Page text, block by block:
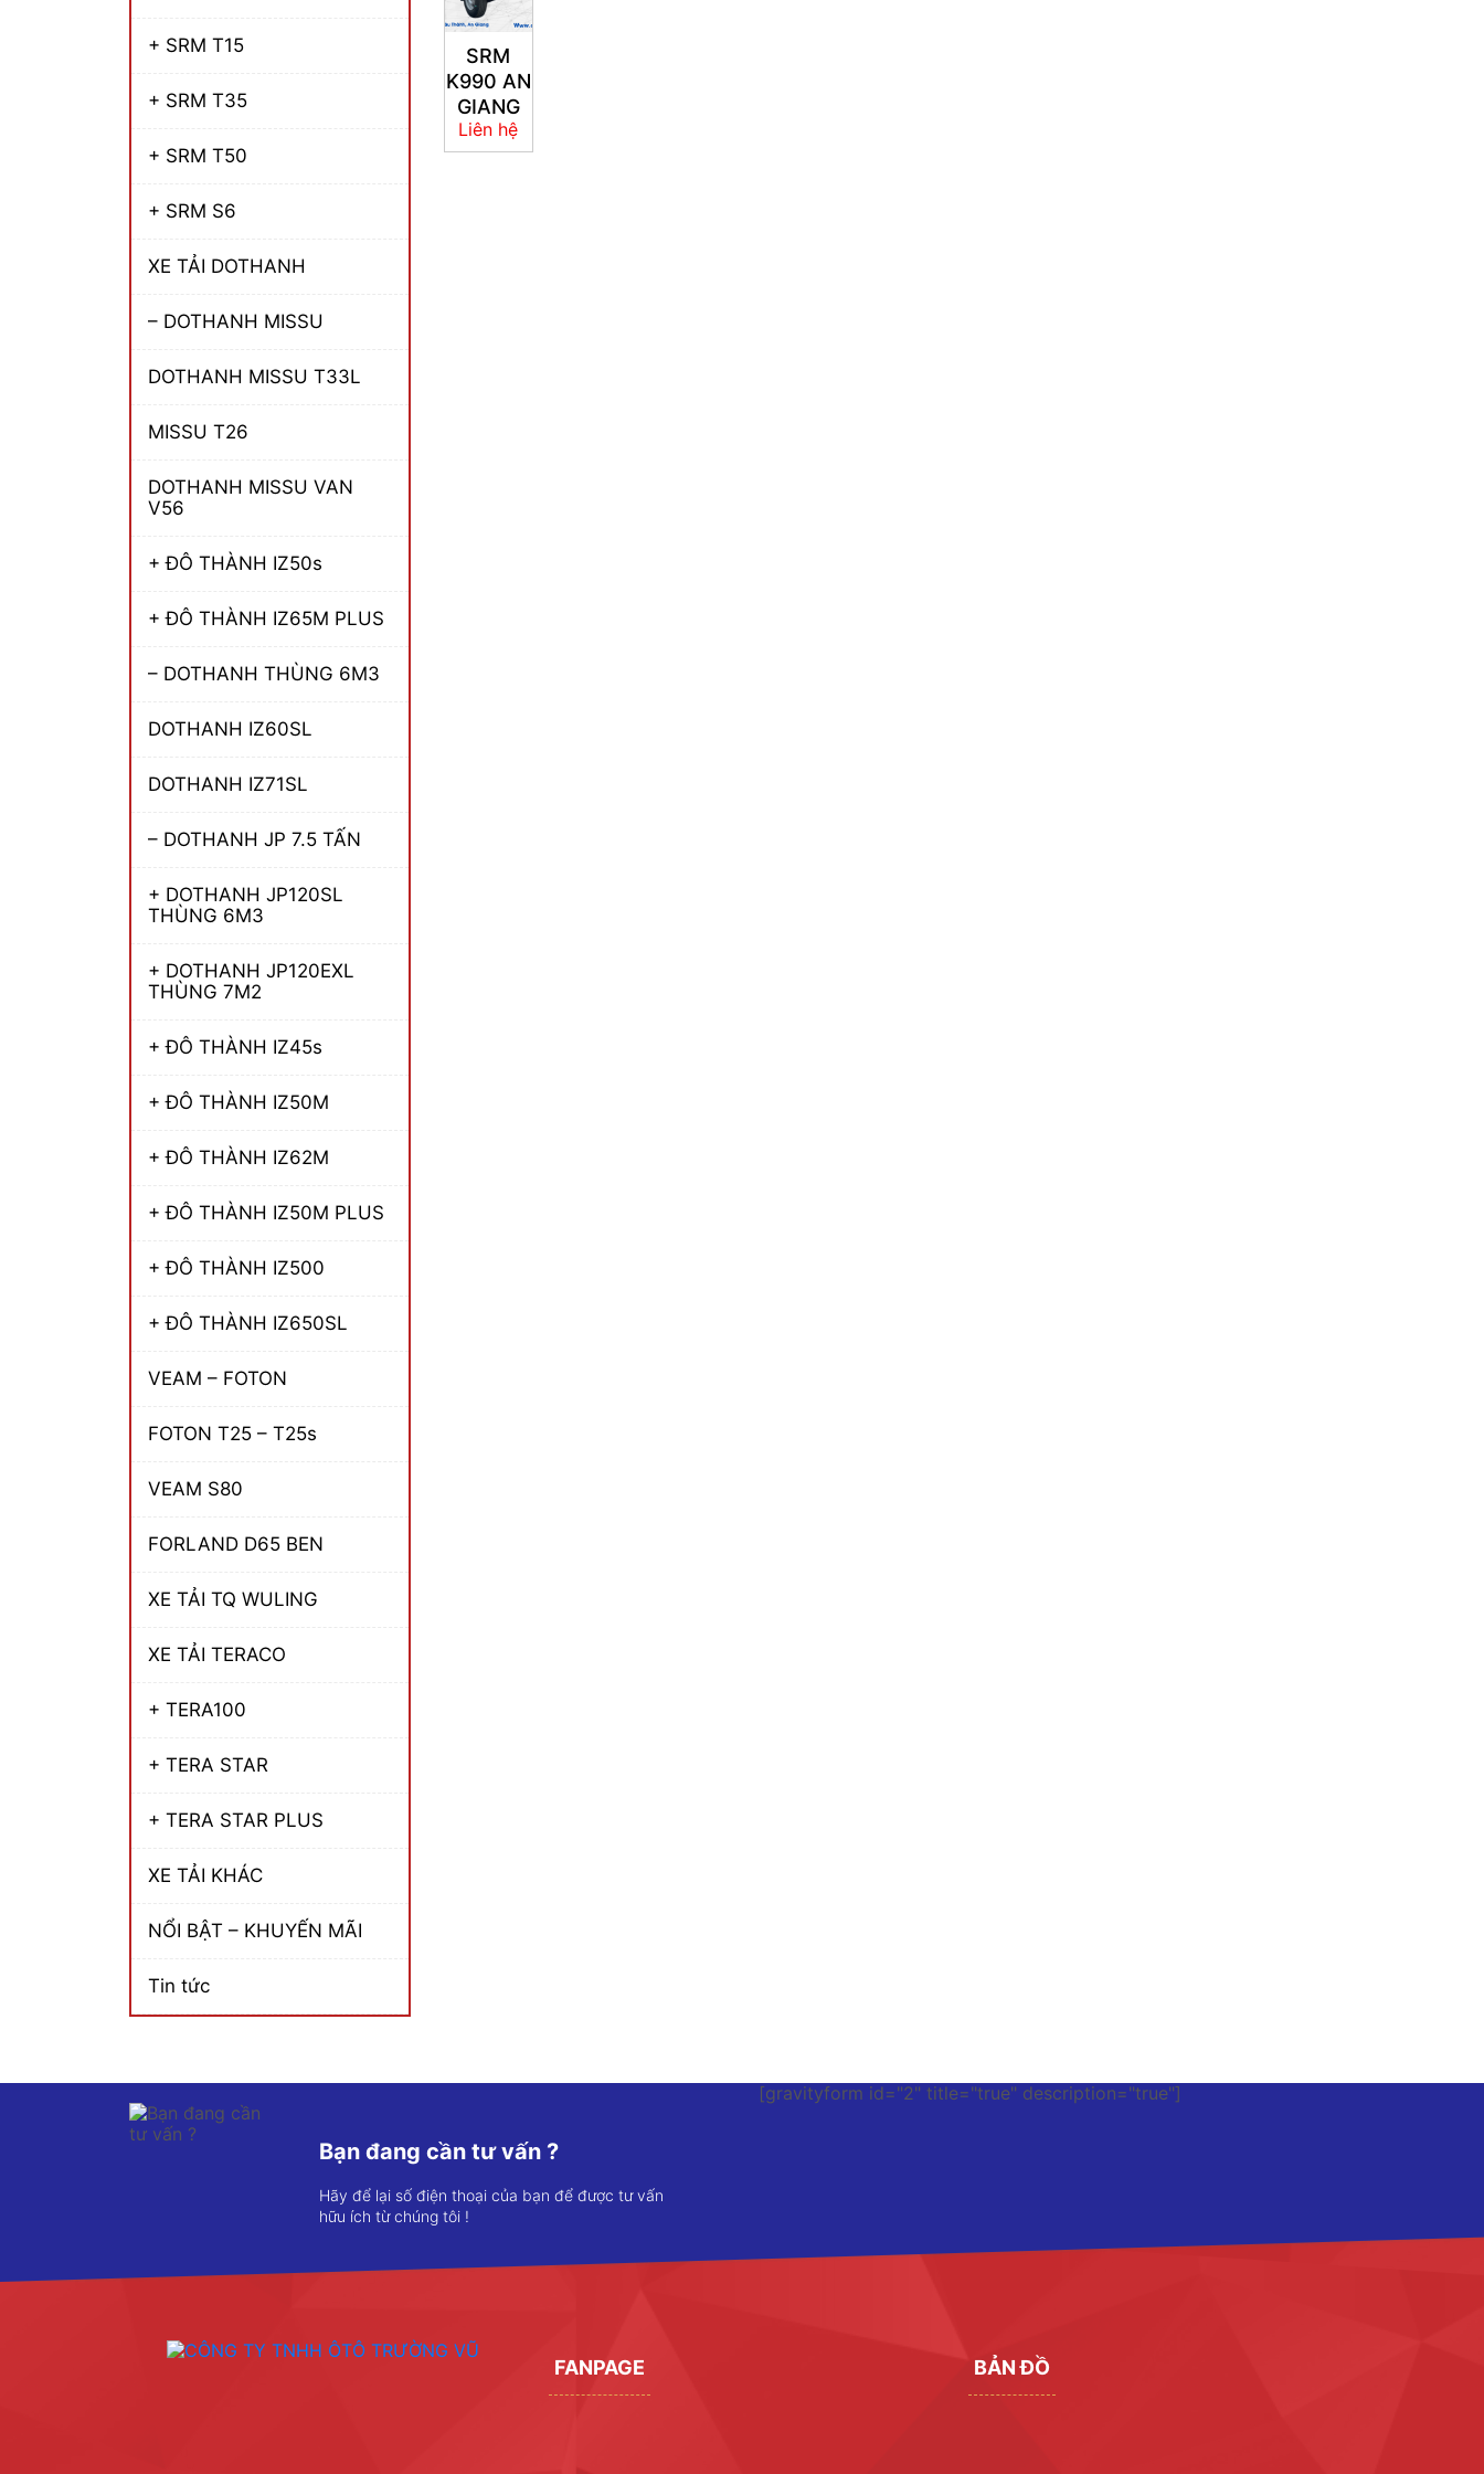
+ SRM T15
+ SRM T35
+ SRM T50
+ SRM S6
XE TẢI DOTHANH
– DOTHANH MISSU
DOTHANH MISSU T33L
MISSU T26
DOTHANH MISSU VAN
V56
+ ĐÔ THÀNH IZ50s
+ ĐÔ THÀNH IZ65M PLUS
– DOTHANH THÙNG 6M3
DOTHANH IZ60SL
DOTHANH IZ71SL
– DOTHANH JP 7.5 TẤN
+ DOTHANH JP120SL
THÙNG 6M3
+ DOTHANH JP120EXL
THÙNG 7M2
+ ĐÔ THÀNH IZ45s
+ ĐÔ THÀNH IZ50M
+ ĐÔ THÀNH IZ62M
+ ĐÔ THÀNH IZ50M PLUS
+ ĐÔ THÀNH IZ500
+ ĐÔ THÀNH IZ650SL
VEAM – FOTON
FOTON T25 – T25s
VEAM S80
FORLAND D65 BEN
XE TẢI TQ WULING
XE TẢI TERACO
+ TERA100
+ TERA STAR
+ TERA STAR PLUS
XE TẢI KHÁC
NỔI BẬT – KHUYẾN MÃI
Tin tức
SRM
K990 AN
GIANG
Liên hệ
Bạn đang cần tư vấn ?
Hãy để lại số điện thoại của bạn để được tư vấn
hữu ích từ chúng tôi !
[gravityform id="2" title="true" description="true"]
FANPAGE BẢN ĐỒ